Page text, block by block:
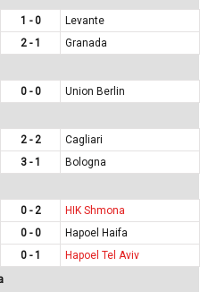
1 - 0
Levante
2 - 1
Granada
0 - 0
Union Berlin
2 - 2
Cagliari
3 - 1
Bologna
0 - 2
HIK Shmona
0 - 0
Hapoel Haifa
0 - 1
Hapoel Tel Aviv